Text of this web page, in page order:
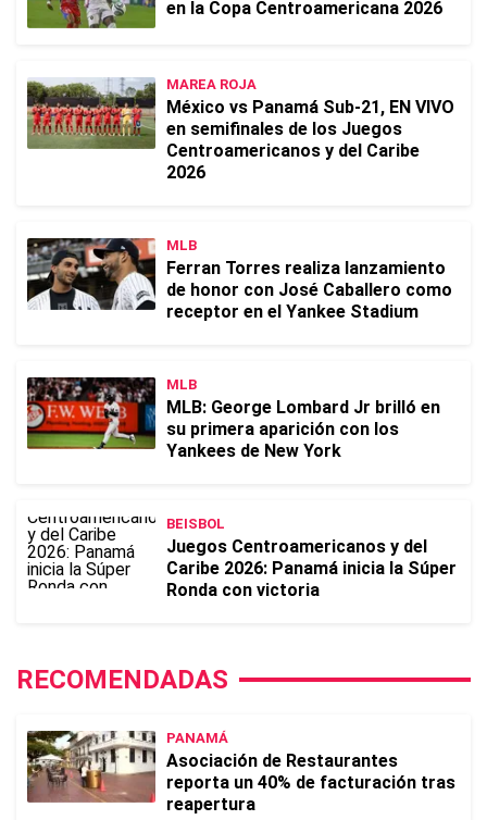
en la Copa Centroamericana 2026
MAREA ROJA
México vs Panamá Sub-21, EN VIVO
en semifinales de los Juegos
Centroamericanos y del Caribe
2026
MLB
Ferran Torres realiza lanzamiento
de honor con José Caballero como
receptor en el Yankee Stadium
MLB
MLB: George Lombard Jr brilló en
su primera aparición con los
Yankees de New York
BEISBOL
Juegos Centroamericanos y del
Caribe 2026: Panamá inicia la Súper
Ronda con victoria
RECOMENDADAS
PANAMÁ
Asociación de Restaurantes
reporta un 40% de facturación tras
reapertura